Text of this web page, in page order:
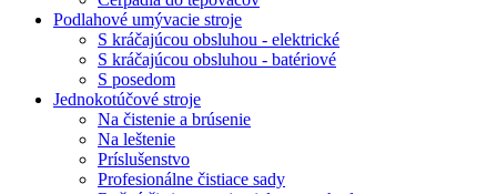
Podlahové umývacie stroje
S kráčajúcou obsluhou - elektrické
S kráčajúcou obsluhou - batériové
S posedom
Jednokotúčové stroje
Na čistenie a brúsenie
Na leštenie
Príslušenstvo
Profesionálne čistiace sady